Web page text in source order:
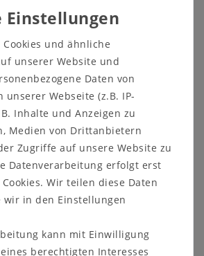
Schneller
Versand
Kostenlose
05321 68599-0
und ähnliche
unserer Website und
Daten von
unserer Webseite (z.B. IP-
Inhalte und Anzeigen zu
Medien von Drittanbietern
Zugriffe auf unsere Website zu
Datenverarbeitung erfolgt erst
Wir teilen diese Daten
in den Einstellungen
kann mit Einwilligung
berechtigten Interesses